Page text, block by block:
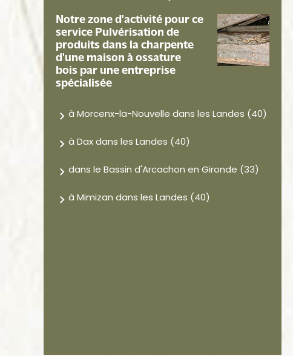
Notre zone d'activité pour ce
service Pulvérisation de
produits dans la charpente
d'une maison à ossature
bois par une entreprise
spécialisée
à Morcenx-la-Nouvelle dans les Landes (40)
à Dax dans les Landes (40)
dans le Bassin d'Arcachon en Gironde (33)
à Mimizan dans les Landes (40)